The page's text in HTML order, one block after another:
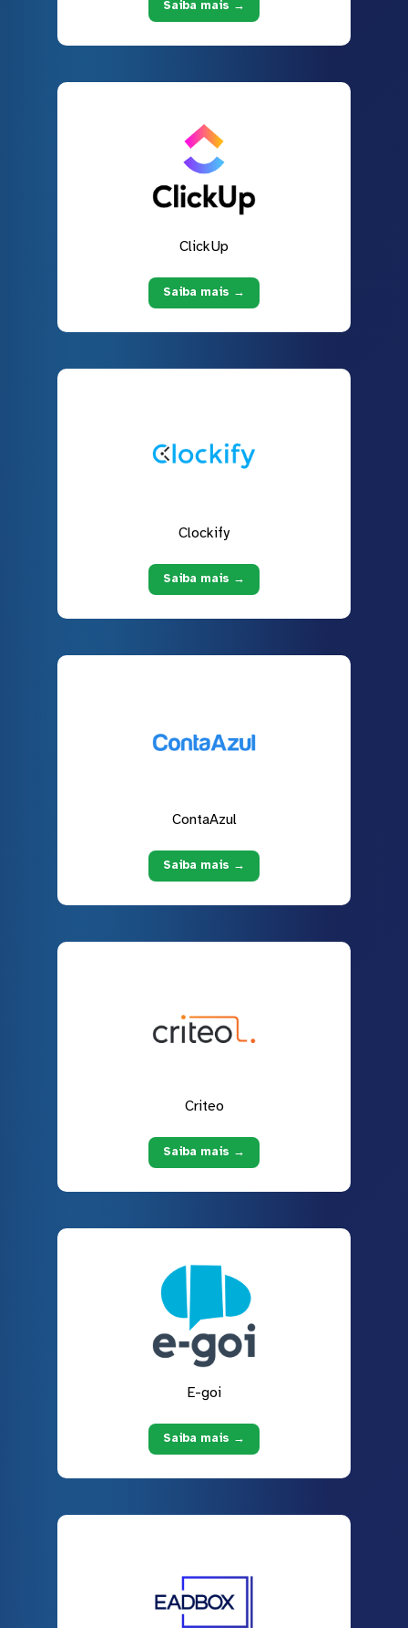
Saiba mais →
ClickUp
Saiba mais →
Clockify
Saiba mais →
ContaAzul
Saiba mais →
Criteo
Saiba mais →
E-goi
Saiba mais →